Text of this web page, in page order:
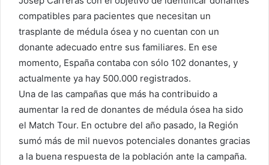
compatibles para pacientes que necesitan un
trasplante de médula ósea y no cuentan con un
donante adecuado entre sus familiares. En ese
momento, España contaba con sólo 102 donantes, y
actualmente ya hay 500.000 registrados.
Una de las campañas que más ha contribuido a
aumentar la red de donantes de médula ósea ha sido
el Match Tour. En octubre del año pasado, la Región
sumó más de mil nuevos potenciales donantes gracias
a la buena respuesta de la población ante la campaña.